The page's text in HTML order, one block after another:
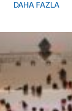
DAHA FAZLA